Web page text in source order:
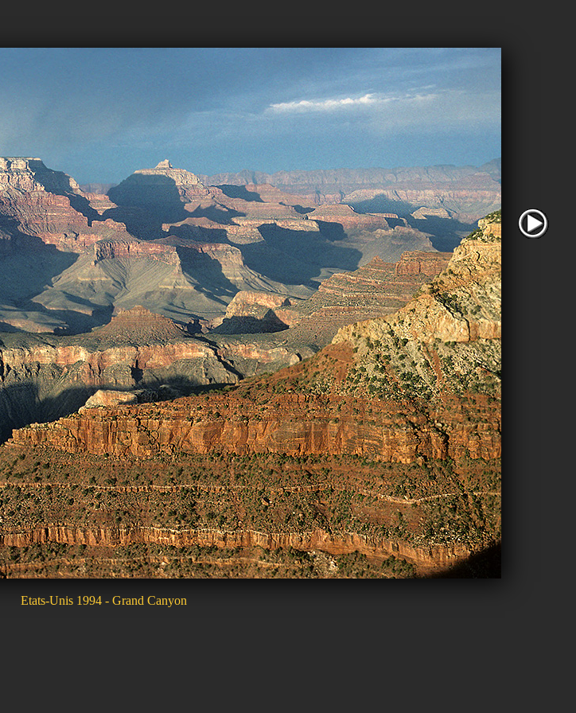
Etats-Unis 1994 - Grand Canyon